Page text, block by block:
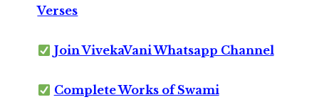
Verses
Join VivekaVani Whatsapp Channel
Complete Works of Swami